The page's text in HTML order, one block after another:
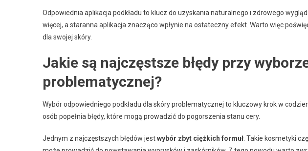
Odpowiednia aplikacja podkładu to klucz do uzyskania naturalnego i zdrowego
więcej, a staranna aplikacja znacząco wpłynie na ostateczny efekt. Warto więc
dla swojej skóry.
Jakie są najczęstsze błędy przy
problematycznej?
Wybór odpowiedniego podkładu dla skóry problematycznej to kluczowy krok w
osób popełnia błędy, które mogą prowadzić do pogorszenia stanu cery.
Jednym z najczęstszych błędów jestwybór zbyt ciężkich formuł . Takie kosmetyki